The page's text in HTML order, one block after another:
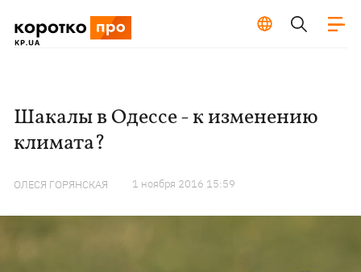
Шакалы в Одессе - к изменению
климата?
ОЛЕСЯ ГОРЯНСКАЯ 1 ноября 2016 15:59